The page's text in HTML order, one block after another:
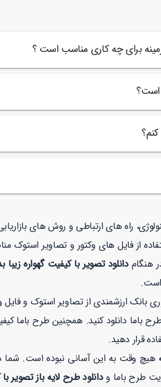
برای چه کاری مناسب است ؟
است؟
راه های ارتباطی و روش های
از فایل های وکتور و تصاویر استوک
هنگامدانلود تصویر با کیفیت گهواره
است.
بانک ارزشمندی از تصاویر استوک و
باما دانلود کنید. همچنین طرح باما
قرار دهید.
هیچ وقت به این آسانی نبوده است. شما
طرح باما ودانلود طرح لایه باز تصویر